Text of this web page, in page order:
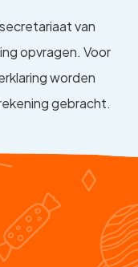
van
opvragen. Voor
worden
gebracht.